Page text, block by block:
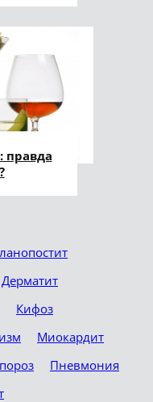
правда
Дерматит
Кифоз
Миокардит
Пневмония